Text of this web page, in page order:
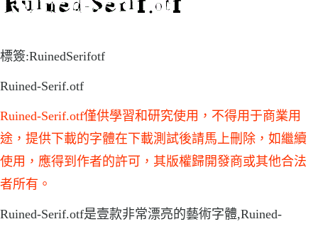
標簽:RuinedSerifotf
Ruined-Serif.otf
Ruined-Serif.otf僅供學習和研究使用，不得用于商業用
途，提供下載的字體在下載測試後請馬上刪除，如繼續
使用，應得到作者的許可，其版權歸開發商或其他合法
者所有。
Ruined-Serif.otf是壹款非常漂亮的藝術字體,Ruined-